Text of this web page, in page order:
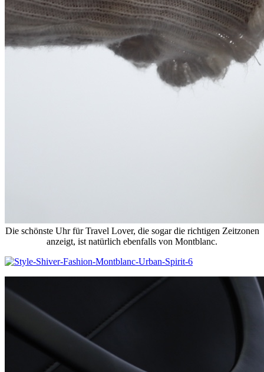
Die schönste Uhr für Travel Lover, die sogar die richtigen Zeitzonen
anzeigt, ist natürlich ebenfalls von Montblanc.